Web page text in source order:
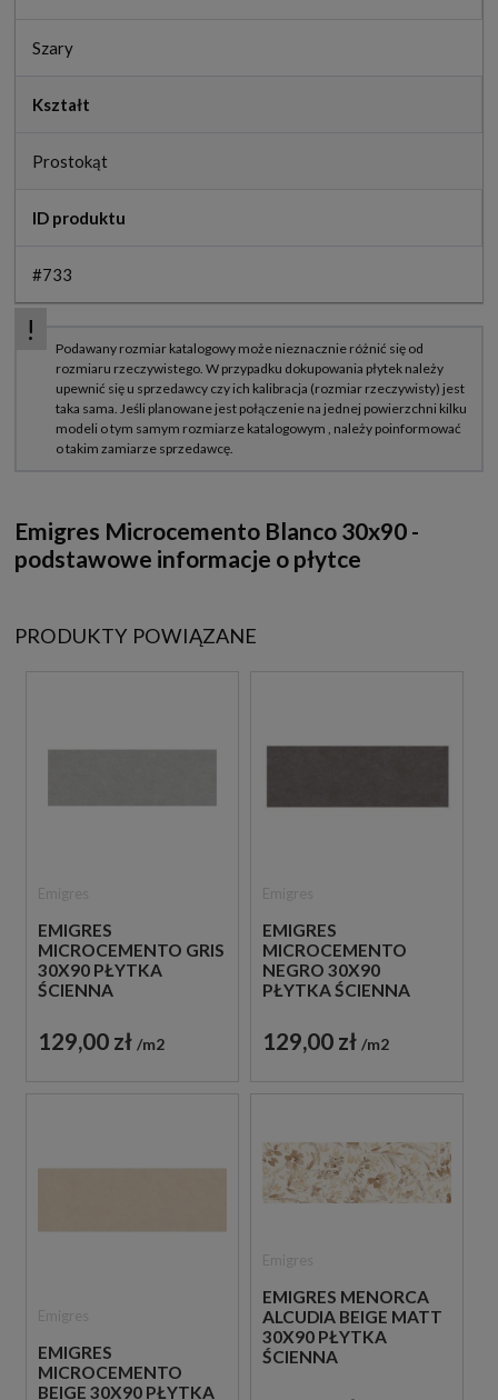
Szary
Kształt
Prostokąt
ID produktu
#733
Emigres Microcemento Blanco 30x90 -
podstawowe informacje o płytce
PRODUKTY POWIĄZANE
EMIGRES
MICROCEMENTO GRIS
30X90 PŁYTKA
ŚCIENNA
129,00 zł m2
EMIGRES
MICROCEMENTO
NEGRO 30X90
PŁYTKA ŚCIENNA
129,00 zł m2
EMIGRES
MICROCEMENTO
BEIGE 30X90 PŁYTKA
EMIGRES MENORCA
ALCUDIA BEIGE MATT
30X90 PŁYTKA
ŚCIENNA